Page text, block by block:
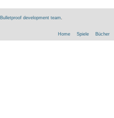
Bulletproof development team
Home Spiele Bücher